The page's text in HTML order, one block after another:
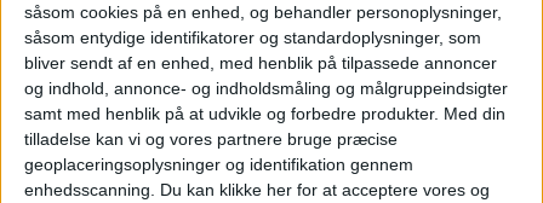
såsom cookies på en enhed, og behandler personoplysninger,
såsom entydige identifikatorer og standardoplysninger, som
bliver sendt af en enhed, med henblik på tilpassede annoncer
og indhold, annonce- og indholdsmåling og målgruppeindsigter
samt med henblik på at udvikle og forbedre produkter. Med din
tilladelse kan vi og vores partnere bruge præcise
geoplaceringsoplysninger og identifikation gennem
enhedsscanning. Du kan klikke her for at acceptere vores og
stigende grad påvirkes af digitale platforme,
data og nye distributionskanaler.
Del af en bredere strategi
De fire virksomheder slutter sig til en